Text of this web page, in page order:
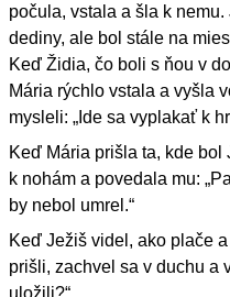
počula, vstala a šla k
dediny, ale bol stále na
Keď Židia, čo boli s ňou v
Mária rýchlo vstala a vyšla
mysleli: „Ide sa vyplakať k
Keď Mária prišla ta, kde bol
k nohám a povedala mu:
by nebol umrel.“
Keď Ježiš videl, ako plače
prišli, zachvel sa v duchu a
uložili?“